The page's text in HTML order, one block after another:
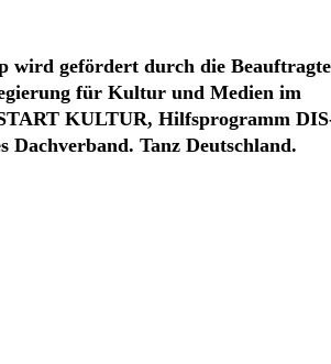
wird gefördert durch die Beauftragte
für Kultur und Medien im
KULTUR, Hilfsprogramm
Dachverband. Tanz Deutschland.